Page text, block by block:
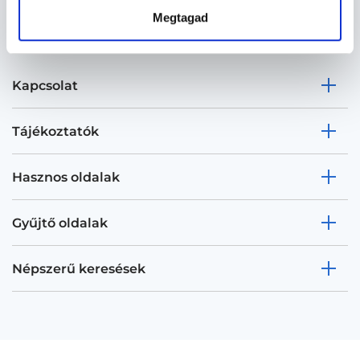
Megtagad
Kapcsolat
Tájékoztatók
Hasznos oldalak
Gyűjtő oldalak
Népszerű keresések